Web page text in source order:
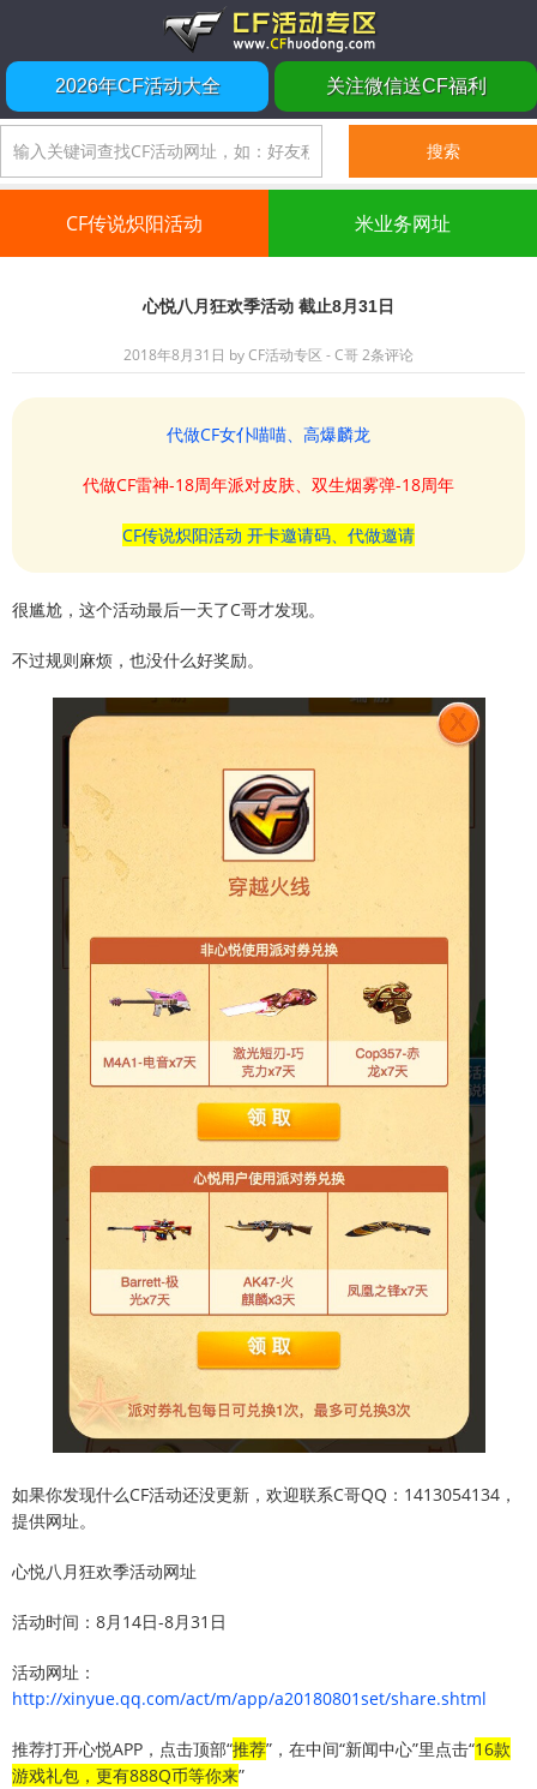
2026年CF活动大全 关注微信送CF福利
CF传说炽阳活动 米业务网址
心悦八月狂欢季活动 截止8月31日
2018年8月31日 byCF活动专区 - C哥2条评论
代做CF女仆喵喵、高爆麟龙
代做CF雷神-18周年派对皮肤、双生烟雾弹-18周年
CF传说炽阳活动 开卡邀请码、代做邀请
很尴尬，这个活动最后一天了C哥才发现。
不过规则麻烦，也没什么好奖励。
如果你发现什么CF活动还没更新，欢迎联系C哥QQ：1413054134，
提供网址。
心悦八月狂欢季活动网址
活动时间：8月14日-8月31日
活动网址：
http://xinyue.qq.com/act/m/app/a20180801set/share.shtml
推荐打开心悦APP，点击顶部“推荐”，在中间“新闻中心”里点击“16款
游戏礼包，更有888Q币等你来”